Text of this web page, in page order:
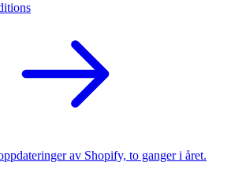
av Shopify, to ganger i året.